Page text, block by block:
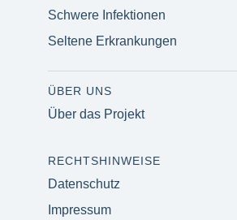
Schwere Infektionen
Seltene Erkrankungen
ÜBER UNS
Über das Projekt
RECHTSHINWEISE
Datenschutz
Impressum